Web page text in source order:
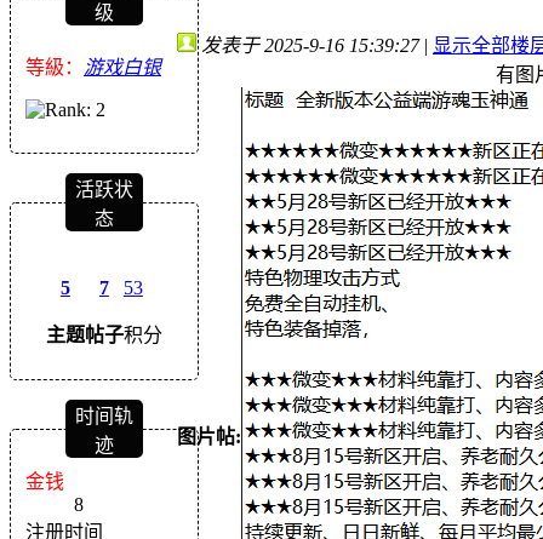
级
等級： 游戏白银
活跃状
态
5
主题
7
帖子
53
积分
时间轨
迹
金钱
8
注册时间
发表于 2025-9-16 15:39:27 | 显示全部楼
有图
图片帖: